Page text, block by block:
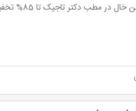
مطب دکتر تاجیک تا 85% تخفیف و پرداخت از 3,000 تومان